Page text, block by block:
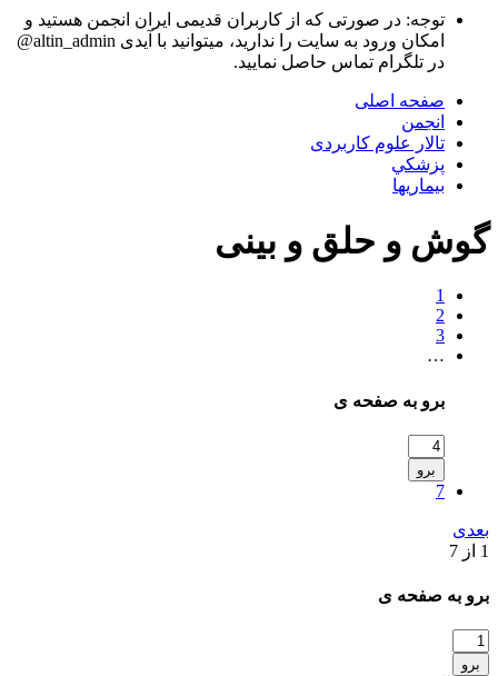
توجه: در صورتی که از کاربران قدیمی ایران انجمن هستید و
امکان ورود به سایت را ندارید، میتوانید با آیدی altin_admin@
در تلگرام تماس حاصل نمایید.
صفحه اصلی
انجمن
تالار علوم كاربردی
پزشكي
بیماریها
گوش و حلق و بینی
1
2
3
…
برو به صفحه ی
برو
7
بعدی
1 از 7
برو به صفحه ی
برو